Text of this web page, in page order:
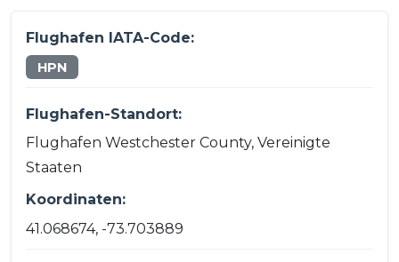
Flughafen IATA-Code:
HPN
Flughafen-Standort:
Flughafen Westchester County, Vereinigte
Staaten
Koordinaten:
41.068674, -73.703889